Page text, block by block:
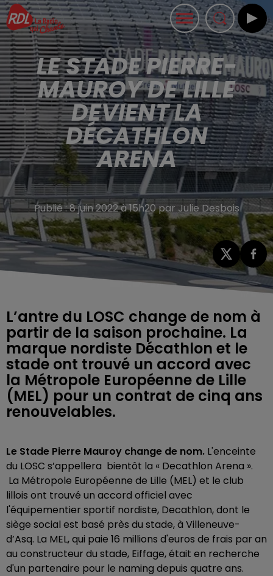
LE STADE PIERRE-
MAUROY DE LILLE
DEVIENT LA
DÉCATHLON
ARENA
Publié : 8 juin 2022 à 15h20 par Julie Desbois
L’antre du LOSC change de nom à
partir de la saison prochaine. La
marque nordiste Décathlon et le
stade ont trouvé un accord avec
la Métropole Européenne de Lille
(MEL) pour un contrat de cinq ans
renouvelables.
Le Stade Pierre Mauroy change de nom. L'enceinte
du LOSC s’appellera bientôt la « Decathlon Arena ».
La Métropole Européenne de Lille (MEL) et le club
lillois ont trouvé un accord officiel avec
l'équipementier sportif nordiste, Decathlon, dont le
siège social est basé près du stade, à Villeneuve-
d’Asq. La MEL, qui paie 16 millions d'euros de frais par an
au constructeur du stade, Eiffage, était en recherche
d'un partenaire pour le naming depuis quatre ans.